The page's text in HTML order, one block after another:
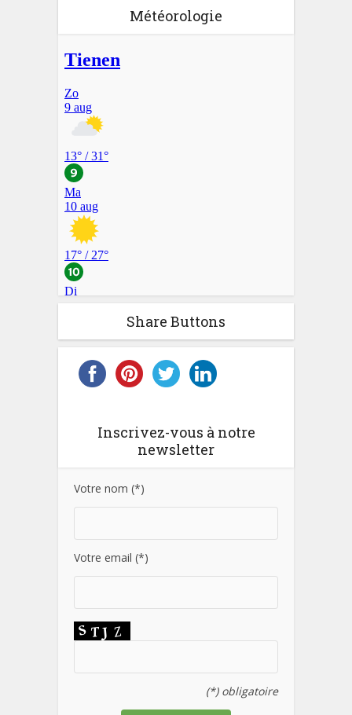
Météorologie
Share Buttons
Inscrivez-vous à notre
newsletter
Votre nom (*)
Votre email (*)
(*) obligatoire